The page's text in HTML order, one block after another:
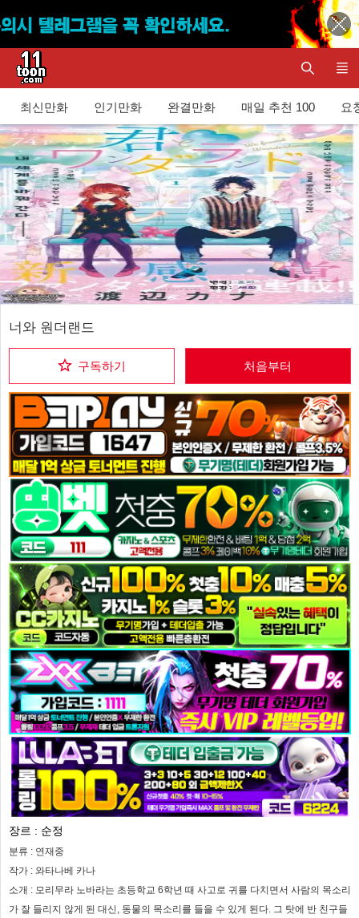
최신만화 인기만화 완결만화 매일 추천 100 요
너와 원더랜드
구독하기 처음부터
장르 : 순정
분류 : 연재중
작가 : 와타나베 카나
소개 : 모리무라 노바라는 초등학교 6학년 때 사고로 귀를 다치면서 사람의 목소리
가 잘 들리지 않게 된 대신, 동물의 목소리를 들을 수 있게 된다. 그 탓에 반 친구들